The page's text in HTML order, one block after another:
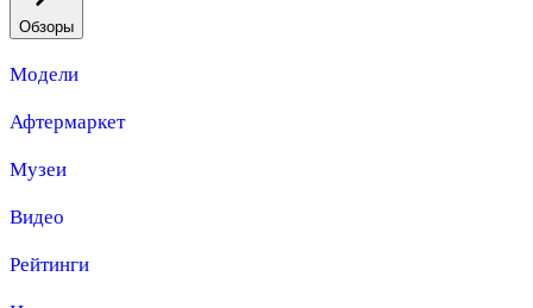
Обзоры
Модели
Афтермаркет
Музеи
Видео
Рейтинги